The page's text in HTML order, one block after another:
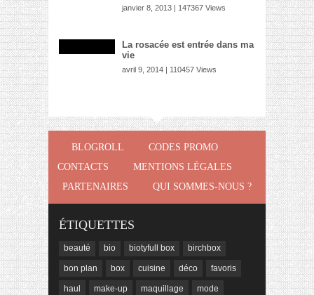
janvier 8, 2013 | 147367 Views
La rosacée est entrée dans ma
vie
avril 9, 2014 | 110457 Views
BLOGROLL
CODES PROMO
CONTACTS
MENTIONS LÉGALES
PARTENAIRES
QUI SOMMES-NOUS ?
ÉTIQUETTES
beauté bio biotyfull box birchbox
bon plan box cuisine déco favoris
haul make-up maquillage mode